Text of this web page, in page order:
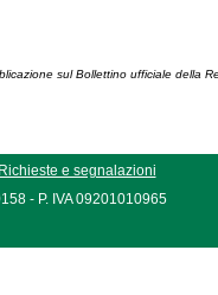
sul Bollettino ufficiale della
Richieste e segnalazioni
- P. IVA 09201010965